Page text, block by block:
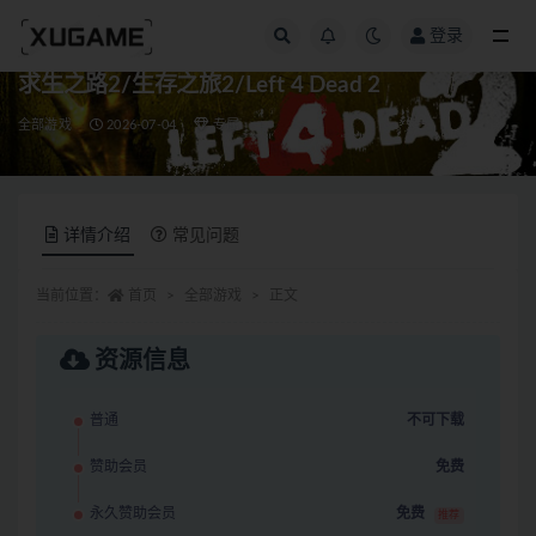
登录
求生之路2/生存之旅2/Left 4 Dead 2
全部游戏 2026-07-04 专属
详情介绍 常见问题
资源信息
普通 不可下载
赞助会员 免费
永久赞助会员 免费 推荐